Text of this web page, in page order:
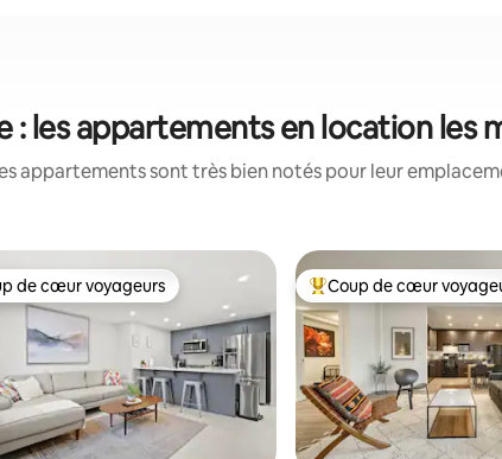
: les appartements en location les
appartements sont très bien notés pour leur
de cœur voyageurs les plus appréciés
de cœur voyageurs Coups de cœur
Coup de cœur